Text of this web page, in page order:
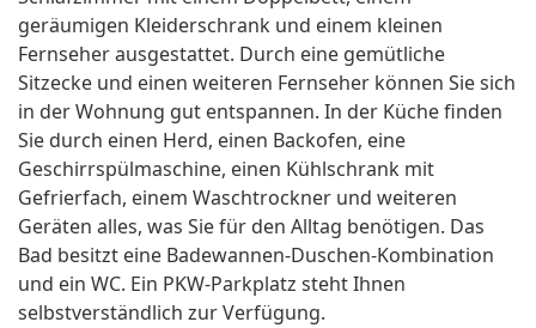
geräumigen Kleiderschrank und einem kleinen
Fernseher ausgestattet. Durch eine gemütliche
Sitzecke und einen weiteren Fernseher können Sie sich
in der Wohnung gut entspannen. In der Küche finden
Sie durch einen Herd, einen Backofen, eine
Geschirrspülmaschine, einen Kühlschrank mit
Gefrierfach, einem Waschtrockner und weiteren
Geräten alles, was Sie für den Alltag benötigen. Das
Bad besitzt eine Badewannen-Duschen-Kombination
und ein WC. Ein PKW-Parkplatz steht Ihnen
selbstverständlich zur Verfügung.